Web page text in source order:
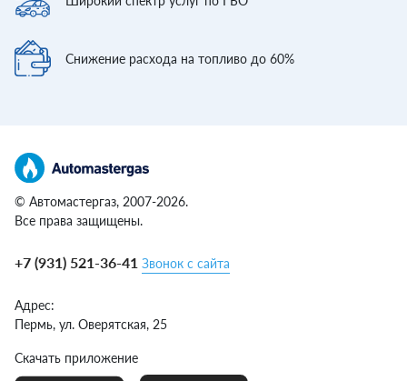
Снижение расхода на топливо до 60%
© Автомастергаз, 2007-2026.
Все права защищены.
+7 (931) 521-36-41 Звонок с сайта
Адрес:
Пермь, ул. Оверятская, 25
Скачать приложение